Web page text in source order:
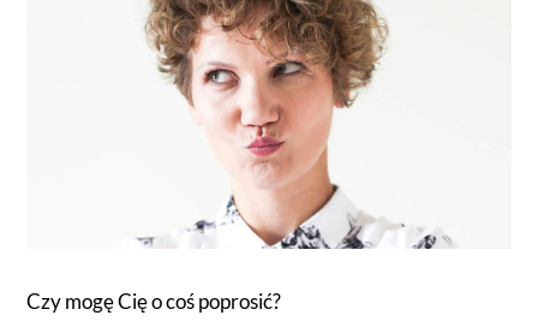
Czy mogę Cię o coś poprosić?